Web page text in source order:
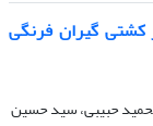
گیران فرنگی
حبیبی، سید حسین